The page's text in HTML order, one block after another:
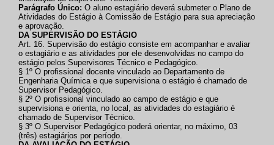
Parágrafo Único: O aluno estagiário deverá submeter o Plano de
Atividades do Estágio à Comissão de Estágio para sua apreciação
e aprovação.
DA SUPERVISÃO DO ESTÁGIO
Art. 16. Supervisão do estágio consiste em acompanhar e avaliar
o estagiário e as atividades por ele desenvolvidas no campo do
estágio pelos Supervisores Técnico e Pedagógico.
§ 1º O profissional docente vinculado ao Departamento de
Engenharia Química e que supervisiona o estágio é chamado de
Supervisor Pedagógico.
§ 2º O profissional vinculado ao campo de estágio e que
supervisiona e orienta, no local, as atividades do estagiário é
chamado de Supervisor Técnico.
§ 3º O Supervisor Pedagógico poderá orientar, no máximo, 03
(três) estagiários por período.